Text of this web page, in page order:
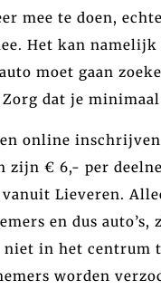
mee te doen,
Het kan
moet gaan
dat je
online
zijn € 6,- per
Lieveren.
en dus
in het centrum
worden